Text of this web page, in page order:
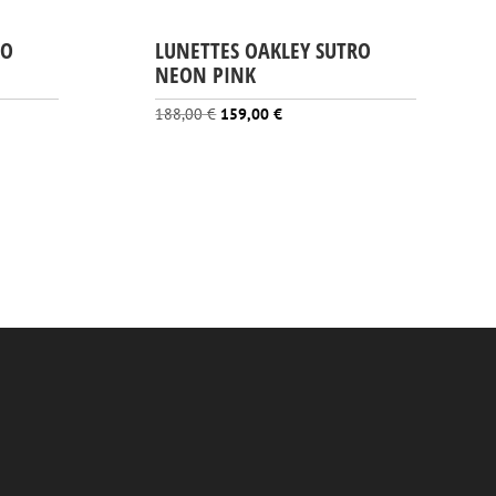
LUNETTES OAKLEY SUTRO
NEON PINK
188,00€ Le
159,00€Le